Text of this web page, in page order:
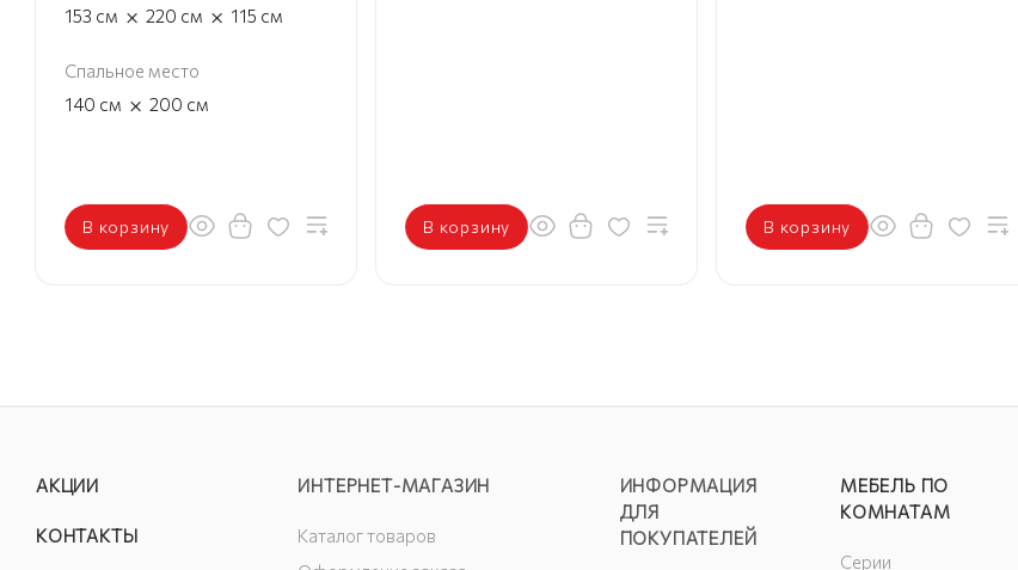
153 см × 220 см × 115 см
Спальное место
140 см × 200 см
В корзину В корзину В корзину
АКЦИИ
КОНТАКТЫ
ИНТЕРНЕТ-МАГАЗИН
Каталог товаров
ИНФОРМАЦИЯ
ДЛЯ
ПОКУПАТЕЛЕЙ
МЕБЕЛЬ ПО
КОМНАТАМ
Серии